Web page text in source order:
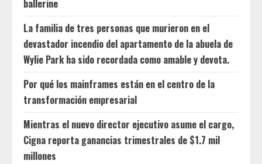
ballerine
La familia de tres personas que murieron en el
devastador incendio del apartamento de la abuela de
Wylie Park ha sido recordada como amable y devota.
Por qué los mainframes están en el centro de la
transformación empresarial
Mientras el nuevo director ejecutivo asume el cargo,
Cigna reporta ganancias trimestrales de $1.7 mil
millones